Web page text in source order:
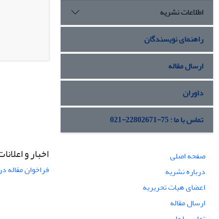
اطلاعات نشریه
راهنمای نویسندگان
ارسال مقاله
داوران
تماس با ما : 75-22802671-021
صفحه اصلی
درباره نشریه
اعضای هیات تحریریه
ارسال مقاله
اخبار و
فراخوان مقاله